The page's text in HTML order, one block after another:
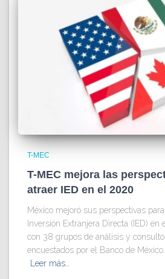
T-MEC
T-MEC mejora las
atraer IED en el 2020
México mejoró sus perspectivas
Inversión Extranjera Directa (IED)
con 38 grupos de análisis y
encuestados por el Banco de
Leer más…